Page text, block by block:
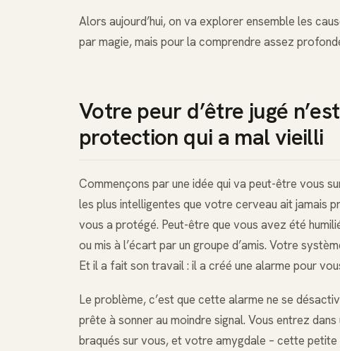
Alors aujourd’hui, on va explorer ensemble les
par magie, mais pour la comprendre assez
Votre peur d’être jugé
protection qui a mal vieilli
Commençons par une idée qui va peut-être vous
les plus intelligentes que votre cerveau ait jamais
vous a protégé. Peut-être que vous avez été
ou mis à l’écart par un groupe d’amis. Votre
Et il a fait son travail : il a créé une alarme pour
Le problème, c’est que cette alarme ne se
prête à sonner au moindre signal. Vous entrez
braqués sur vous, et votre amygdale – cette